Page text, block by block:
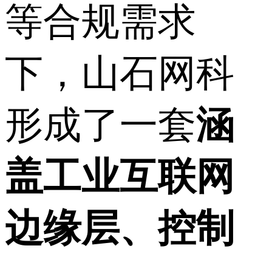
等合规需求
下，山石网科
形成了一套涵
盖工业互联网
边缘层、控制